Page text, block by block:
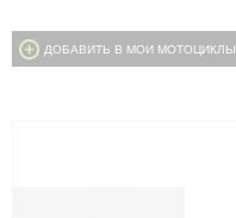
ДОБАВИТЬ В МОИ МОТОЦИКЛЫ